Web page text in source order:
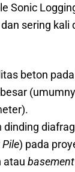
Sonic
sering kali
beton
dinding
) pada
ataubasement